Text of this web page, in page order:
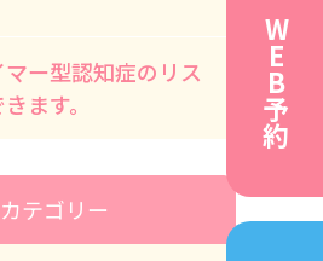
ー型認知症のリス
ます。
カテゴリー
WEB予約